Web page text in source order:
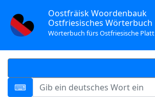
Oostfräisk Woordenbauk
Ostfriesisches Wörterbuch
Wörterbuch fürs Ostfriesische Platt